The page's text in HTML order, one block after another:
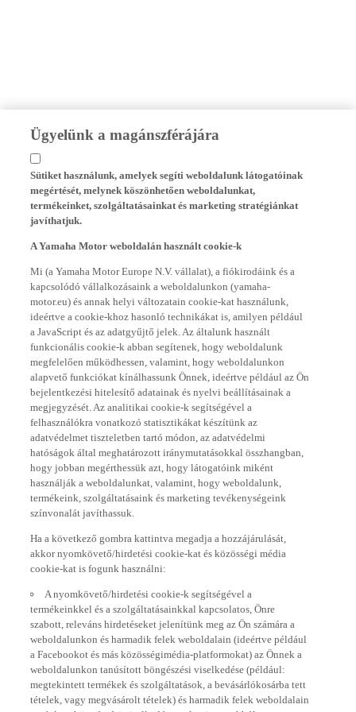
Ügyelünk a magánszférájára
Sütiket használunk, amelyek segíti weboldalunk látogatóinak
megértését, melynek köszönhetően weboldalunkat,
termékeinket, szolgáltatásainkat és marketing stratégiánkat
javíthatjuk.
kapcsolódó vállalkozásaink a weboldalunkon (yamaha-
motor.eu) és annak helyi változatain cookie-kat használunk,
ideértve a cookie-khoz hasonló technikákat is, amilyen például
a JavaScript és az adatgyűjtő jelek. Az általunk használt
funkcionális cookie-k abban segítenek, hogy weboldalunk
megfelelően működhessen, valamint, hogy weboldalunkon
alapvető funkciókat kínálhassunk Önnek, ideértve például az Ön
bejelentkezési hitelesítő adatainak és nyelvi beállításainak a
megjegyzését. Az analitikai cookie-k segítségével a
felhasználókra vonatkozó statisztikákat készítünk az
adatvédelmet tiszteletben tartó módon, az adatvédelmi
hatóságok által meghatározott iránymutatásokkal összhangban,
hogy jobban megérthessük azt, hogy látogatóink miként
használják a weboldalunkat, valamint, hogy weboldalunk,
termékeink, szolgáltatásaink és marketing tevékenységeink
színvonalát javíthassuk.
akkor nyomkövető/hirdetési cookie-kat és közösségi média
cookie-kat is fogunk használni:
termékeinkkel és a szolgáltatásainkkal kapcsolatos, Önre
szabott, releváns hirdetéseket jelenítünk meg az Ön számára a
weboldalunkon és harmadik felek weboldalain (ideértve például
a Facebookot és más közösségimédia-platformokat) az Önnek a
weboldalunkon tanúsított böngészési viselkedése (például:
megtekintett termékek és szolgáltatások, a bevásárlókosárba tett
tételek, vagy megvásárolt tételek) és harmadik felek weboldalain
tanúsított böngészési viselkedése, valamint az abból